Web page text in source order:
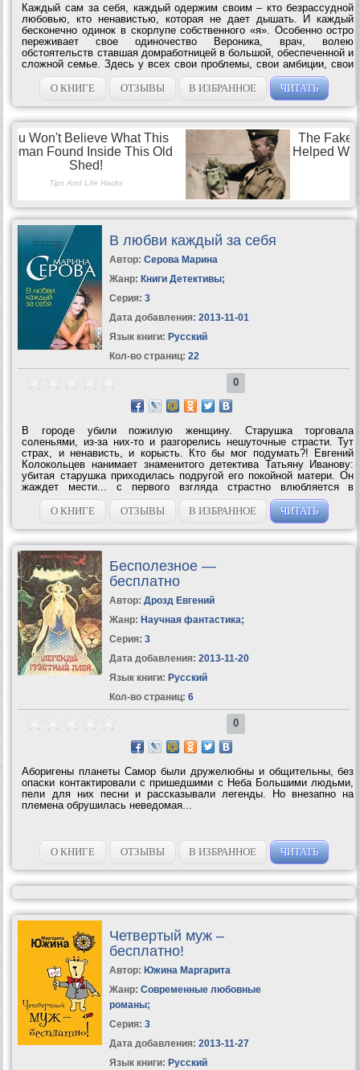
Каждый сам за себя, каждый одержим своим – кто безрассудной
любовью, кто ненавистью, которая не дает дышать. И каждый
бесконечно одинок в скорлупе собственного «я». Особенно остро
переживает свое одиночество Вероника, врач, волею
обстоятельств ставшая домработницей в большой, обеспеченной и
сложной семье. Здесь у всех свои проблемы, свои амбиции, свои
счеты друг с другом. И только ли в этой семье так – разве где-то в
огромном...
О КНИГЕ ОТЗЫВЫ В ИЗБРАННОЕ ЧИТАТЬ
В любви каждый за себя
Автор: Серова Марина
Жанр: Книги Детективы;
Серия: 3
Дата добавления: 2013-11-01
Язык книги: Русский
Кол-во страниц: 22
0
В городе убили пожилую женщину. Старушка торговала
соленьями, из-за них-то и разгорелись нешуточные страсти. Тут
страх, и ненависть, и корысть. Кто бы мог подумать?! Евгений
Колокольцев нанимает знаменитого детектива Татьяну Иванову:
убитая старушка приходилась подругой его покойной матери. Он
жаждет мести... с первого взгляда страстно влюбляется в
Татьяну. Увы, она не устояла. А за эту неосторожность едва не
поплатилась жизнью. Ведь...
О КНИГЕ ОТЗЫВЫ В ИЗБРАННОЕ ЧИТАТЬ
Бесполезное —
бесплатно
Автор: Дрозд Евгений
Жанр: Научная фантастика;
Серия: 3
Дата добавления: 2013-11-20
Язык книги: Русский
Кол-во страниц: 6
0
Аборигены планеты Самор были дружелюбны и общительны, без
опаски контактировали с пришедшими с Неба Большими людьми,
пели для них песни и рассказывали легенды. Но внезапно на
племена обрушилась неведомая...
О КНИГЕ ОТЗЫВЫ В ИЗБРАННОЕ ЧИТАТЬ
Четвертый муж –
бесплатно!
Автор: Южина Маргарита
Жанр: Современные любовные
романы;
Серия: 3
Дата добавления: 2013-11-27
Язык книги: Русский